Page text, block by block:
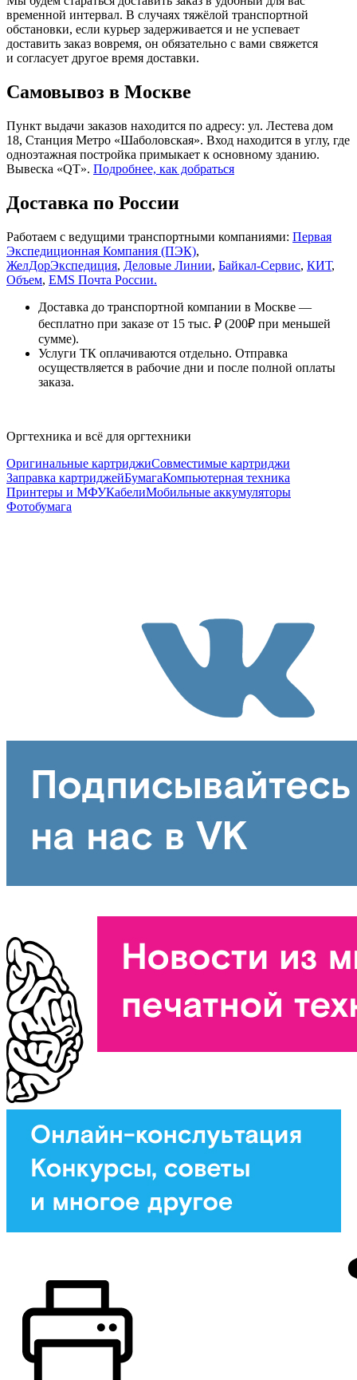
временной интервал. В случаях тяжёлой транспортной
обстановки, если курьер задерживается и не успевает
доставить заказ вовремя, он обязательно с вами свяжется
и согласует другое время доставки.
Самовывоз в Москве
Пункт выдачи заказов находится по адресу: ул. Лестева дом
18, Станция Метро «Шаболовская». Вход находится в углу, где
одноэтажная постройка примыкает к основному зданию.
Вывеска «QT». Подробнее, как добраться
Доставка по России
Работаем с ведущими транспортными компаниями: Первая
Экспедиционная Компания (ПЭК),
ЖелДорЭкспедиция, Деловые Линии, Байкал-Сервис, КИТ,
Объем, EMS Почта России.
Доставка до транспортной компании в Москве —
бесплатно при заказе от 15 тыс. ₽ (200₽ при меньшей
сумме).
Услуги ТК оплачиваются отдельно. Отправка
осуществляется в рабочие дни и после полной оплаты
заказа.
Оргтехника и всё для оргтехники
Оригинальные картриджиСовместимые картриджи
Заправка картриджейБумагаКомпьютерная техника
Принтеры и МФУКабелиМобильные аккумуляторы
Фотобумага